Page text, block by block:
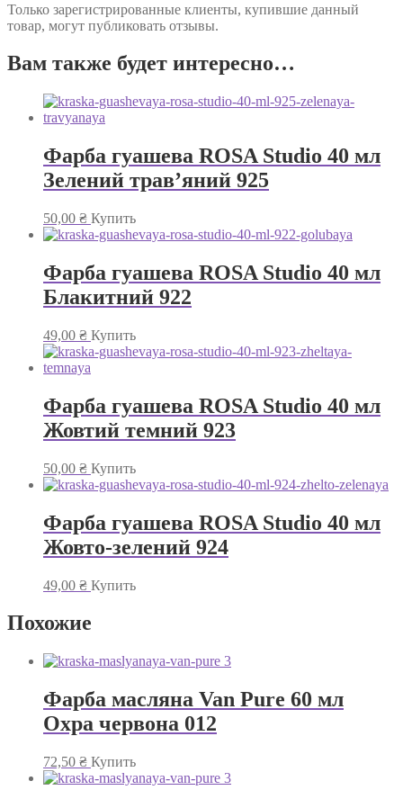
Только зарегистрированные клиенты, купившие данный
товар, могут публиковать отзывы.
Вам также будет интересно…
Фарба гуашева ROSA Studio 40 мл
Зелений трав’яний 925
50,00 ₴ Купить
Фарба гуашева ROSA Studio 40 мл
Блакитний 922
49,00 ₴ Купить
Фарба гуашева ROSA Studio 40 мл
Жовтий темний 923
50,00 ₴ Купить
Фарба гуашева ROSA Studio 40 мл
Жовто-зелений 924
49,00 ₴ Купить
Похожие
Фарба масляна Van Pure 60 мл
Охра червона 012
72,50 ₴ Купить